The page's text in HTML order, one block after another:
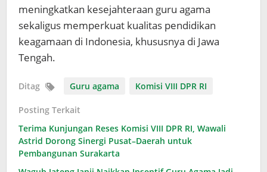
meningkatkan kesejahteraan guru agama
sekaligus memperkuat kualitas pendidikan
keagamaan di Indonesia, khususnya di Jawa
Tengah.
Ditag Guru agama Komisi VIII DPR RI
Posting Terkait
Terima Kunjungan Reses Komisi VIII DPR RI, Wawali
Astrid Dorong Sinergi Pusat–Daerah untuk
Pembangunan Surakarta